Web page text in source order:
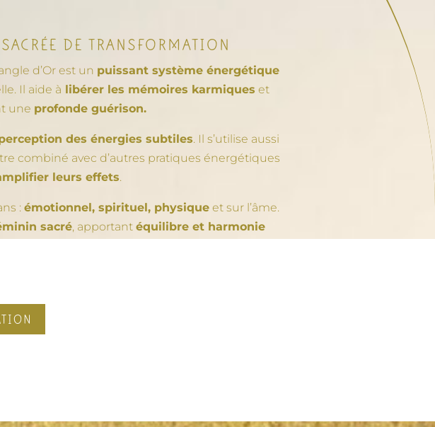
DE TRANSFORMATION
d’Or est un puissant système énergétique
Il aide à libérer les mémoires karmiques et
une profonde guérison.
des énergies subtiles. Il s’utilise aussi
combiné avec d’autres pratiques énergétiques
leurs effets.
: émotionnel, spirituel, physiqueet sur l’âme.
sacré, apportant équilibre et harmonie